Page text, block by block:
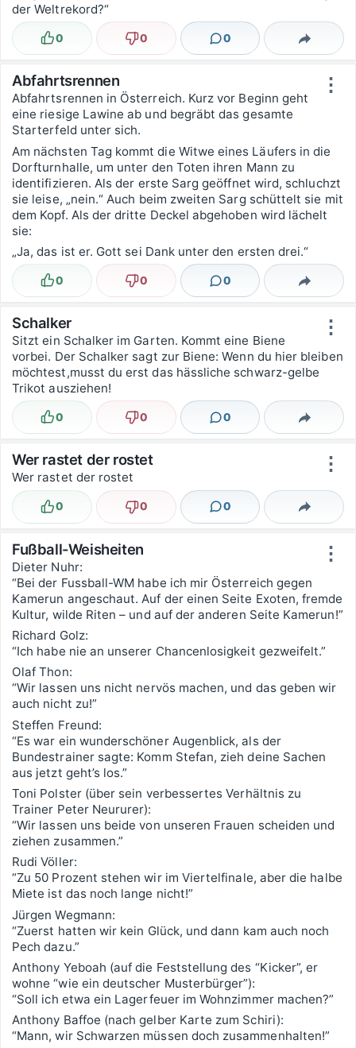
der Weltrekord?“
Lustig
0 Nicht lustig
0 0
Kommentare Teilen
⋮
Abfahrtsrennen
Abfahrtsrennen in Österreich. Kurz vor Beginn geht
eine riesige Lawine ab und begräbt das gesamte
Starterfeld unter sich.
Am nächsten Tag kommt die Witwe eines Läufers in die
Dorfturnhalle, um unter den Toten ihren Mann zu
identifizieren. Als der erste Sarg geöffnet wird, schluchzt
sie leise, „nein.“ Auch beim zweiten Sarg schüttelt sie mit
dem Kopf. Als der dritte Deckel abgehoben wird lächelt
sie:
„Ja, das ist er. Gott sei Dank unter den ersten drei.“
Lustig
0 Nicht lustig
0 0
Kommentare Teilen
⋮
Schalker
Sitzt ein Schalker im Garten. Kommt eine Biene
vorbei. Der Schalker sagt zur Biene: Wenn du hier bleiben
möchtest,musst du erst das hässliche schwarz-gelbe
Trikot ausziehen!
Lustig
0 Nicht lustig
0 0
Kommentare Teilen
⋮
Wer rastet der rostet
Wer rastet der rostet
Lustig
0 Nicht lustig
0 0
Kommentare Teilen
⋮
Fußball-Weisheiten
Dieter Nuhr:
“Bei der Fussball-WM habe ich mir Österreich gegen
Kamerun angeschaut. Auf der einen Seite Exoten, fremde
Kultur, wilde Riten – und auf der anderen Seite Kamerun!”
Richard Golz:
“Ich habe nie an unserer Chancenlosigkeit gezweifelt.”
Olaf Thon:
“Wir lassen uns nicht nervös machen, und das geben wir
auch nicht zu!”
Steffen Freund:
“Es war ein wunderschöner Augenblick, als der
Bundestrainer sagte: Komm Stefan, zieh deine Sachen
aus jetzt geht’s los.”
Toni Polster (über sein verbessertes Verhältnis zu
Trainer Peter Neururer):
“Wir lassen uns beide von unseren Frauen scheiden und
ziehen zusammen.”
Rudi Völler:
“Zu 50 Prozent stehen wir im Viertelfinale, aber die halbe
Miete ist das noch lange nicht!”
Jürgen Wegmann:
“Zuerst hatten wir kein Glück, und dann kam auch noch
Pech dazu.”
Anthony Yeboah (auf die Feststellung des “Kicker”, er
wohne “wie ein deutscher Musterbürger”):
“Soll ich etwa ein Lagerfeuer im Wohnzimmer machen?”
Anthony Baffoe (nach gelber Karte zum Schiri):
“Mann, wir Schwarzen müssen doch zusammenhalten!”